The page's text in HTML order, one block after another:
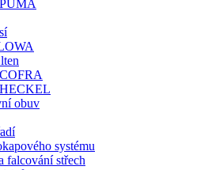
obuv
systému
falcování střech